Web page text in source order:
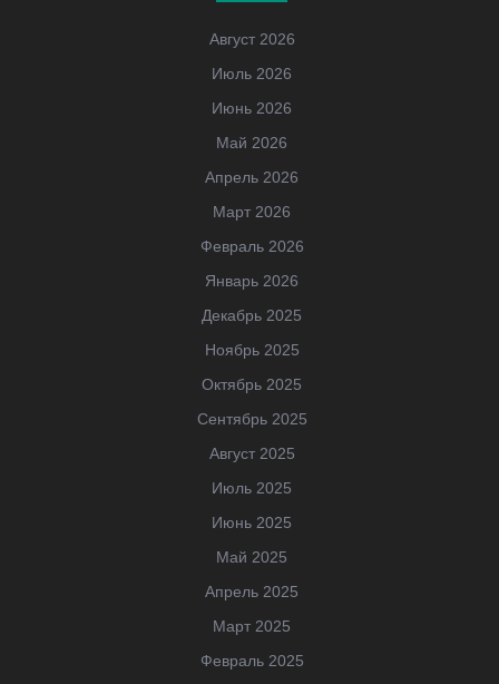
Август 2026
Июль 2026
Июнь 2026
Май 2026
Апрель 2026
Март 2026
Февраль 2026
Январь 2026
Декабрь 2025
Ноябрь 2025
Октябрь 2025
Сентябрь 2025
Август 2025
Июль 2025
Июнь 2025
Май 2025
Апрель 2025
Март 2025
Февраль 2025